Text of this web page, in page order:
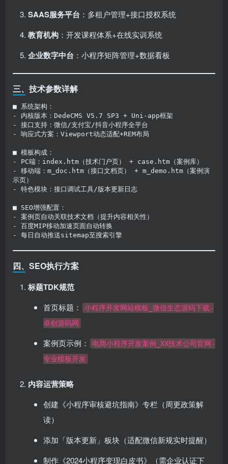
SAAS服务平台 ：多租户管理+接口授权系统
教育机构 ：开发课程体系+在线实训系统
企业数字中台 ：小程序矩阵管理+数据看板
三、技术参数详解
■ 系统架构：
- 内核版本：DedeCMS V5.7 SP3 + Uni-app框架
- 接口支持：微信/支付宝/抖音小程序全平台
- 响应式方案：Viewport动态适配+REM布局
■ 模板构成：
- PC端：index.htm（技术门户页） + case.htm（案例库）
- 移动端：m_doc.htm（接口文档页） + m_demo.htm（案例演
示页）
- 特色模块：接口调试工具/版本更新日志
■ SEO增强配置：
- 案例页自动关联技术文档（提升内容相关性）
- 百度MIP移动加速页面自动转换
- 每日自动推送sitemap至搜索引擎
四、SEO执行方案
标题TDK规范
首页标题：
小程序开发网站模板_微信生态源码下载-
卓创源码网
案例页示例：
电商小程序开发案例_XX技术公司官网-
专业模板开发
内容运营策略
创建《小程序审核避坑指南》专栏（周更政策解
读）
添加「版本更新」板块（适配微信新规实时提醒）
制作《2024小程序变现白皮书》（需企业认证下